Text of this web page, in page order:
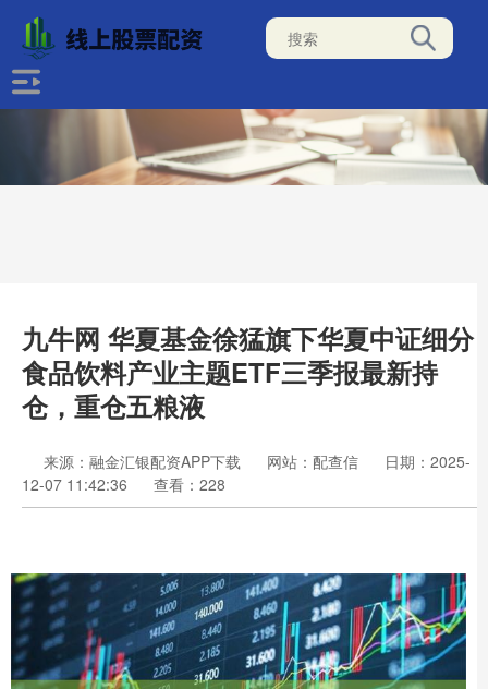
九牛网 华夏基金徐猛旗下华夏中证细分
食品饮料产业主题ETF三季报最新持
仓，重仓五粮液
来源：融金汇银配资APP下载 网站：配查信
日期：2025-
12-07 11:42:36
查看：228